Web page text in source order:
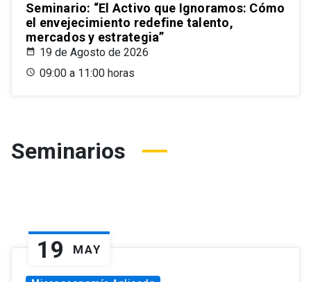
Seminario: “El Activo que Ignoramos: Cómo
el envejecimiento redefine talento,
mercados y estrategia”
19 de Agosto de 2026
09:00 a 11:00 horas
Seminarios
19 MAY